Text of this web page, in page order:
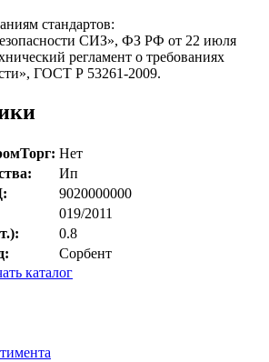
стандартов:
СИЗ», ФЗ РФ от 22 июля
регламент о требованиях
ГОСТ Р 53261-2009.
Нет
Ип
9020000000
019/2011
0.8
Сорбент
каталог